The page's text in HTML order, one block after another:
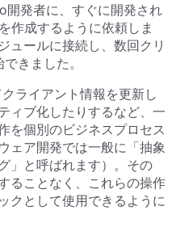
発者に、すぐに開発され
作成するように依頼しま
ュールに接続し、数回クリ
きました。
ライアント情報を更新し
ィブ化したりするなど、一
を個別のビジネスプロセス
ェア開発では一般に「抽象
」と呼ばれます）。その
ることなく、これらの操作
クとして使用できるように